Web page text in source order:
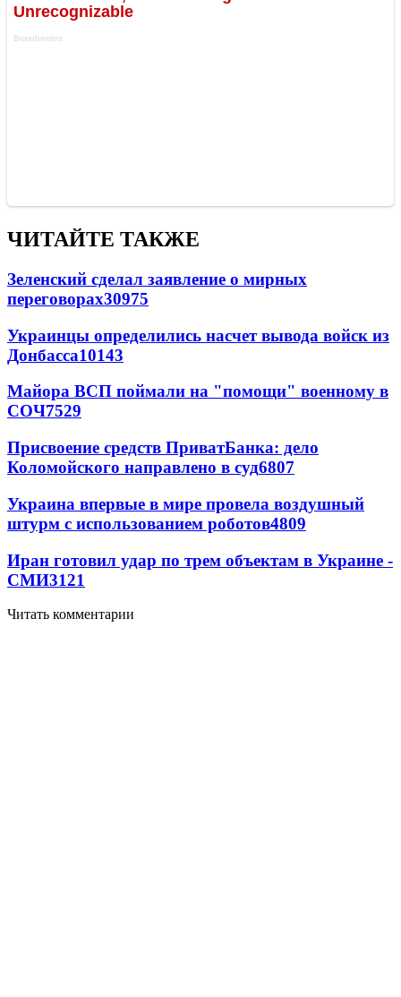
ЧИТАЙТЕ ТАКЖЕ
Зеленский сделал заявление о мирных
переговорах30975
Украинцы определились насчет вывода войск из
Донбасса10143
Майора ВСП поймали на "помощи" военному в
СОЧ7529
Присвоение средств ПриватБанка: дело
Коломойского направлено в суд6807
Украина впервые в мире провела воздушный
штурм с использованием роботов4809
Иран готовил удар по трем объектам в Украине -
СМИ3121
Читать комментарии